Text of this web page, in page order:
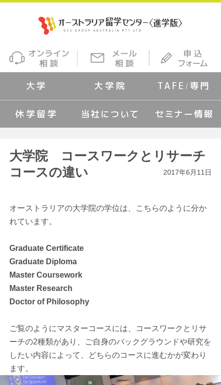
大学 大学院 TAFE/専門
休学留学 当社について セミナー情報
大学院 コースワークとリサーチ
コースの違い
2017年6月11日
オーストラリアの大学院の学位は、こちらのように分か
れています。
Graduate Certificate
Graduate Diploma
Master Coursework
Master Research
Doctor of Philosophy
ご覧のようにマスターコースには、コースワークとリサ
ーチの2種類があり、ご自身のバックグラウンドや研究を
したい内容によって、どちらのコースに進むかが変わり
ます。